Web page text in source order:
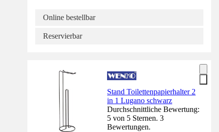
Online bestellbar
Reservierbar
Stand Toilettenpapierhalter 2
in 1 Lugano schwarz
Durchschnittliche Bewertung:
5 von 5 Sternen. 3
Bewertungen.